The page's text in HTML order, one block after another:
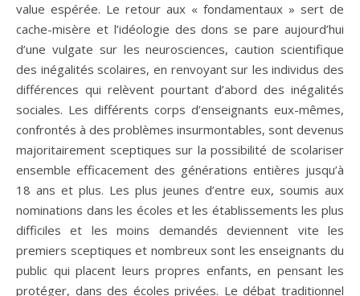
value espérée. Le retour aux « fondamentaux » sert de
cache-misère et l’idéologie des dons se pare aujourd’hui
d’une vulgate sur les neurosciences, caution scientifique
des inégalités scolaires, en renvoyant sur les individus des
différences qui relèvent pourtant d’abord des inégalités
sociales. Les différents corps d’enseignants eux-mêmes,
confrontés à des problèmes insurmontables, sont devenus
majoritairement sceptiques sur la possibilité de scolariser
ensemble efficacement des générations entières jusqu’à
18 ans et plus. Les plus jeunes d’entre eux, soumis aux
nominations dans les écoles et les établissements les plus
difficiles et les moins demandés deviennent vite les
premiers sceptiques et nombreux sont les enseignants du
public qui placent leurs propres enfants, en pensant les
protéger, dans des écoles privées. Le débat traditionnel